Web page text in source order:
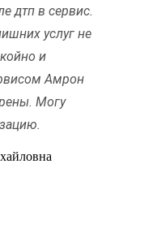
дтп в сервис.
услуг не
и
Амрон
Могу